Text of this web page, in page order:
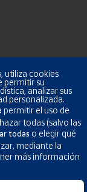
S.M.E. Todos los
utiliza cookies
permitir su
analizar sus
personalizada.
permitir el uso de
todas (salvo las
todas o elegir qué
mediante la
más información